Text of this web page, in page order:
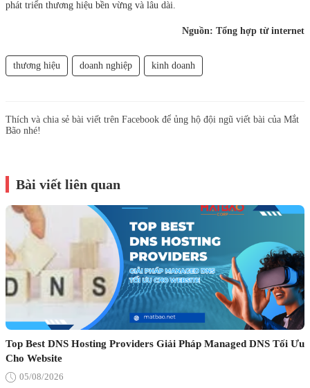
phát triển thương hiệu bền vừng và lâu dài.
Nguồn: Tổng hợp từ internet
thương hiệu doanh nghiệp kinh doanh
Thích và chia sẻ bài viết trên Facebook để ủng hộ đội ngũ viết bài của Mắt
Bão nhé!
Bài viết liên quan
Top Best DNS Hosting Providers Giải Pháp Managed DNS Tối Ưu
Cho Website
05/08/2026